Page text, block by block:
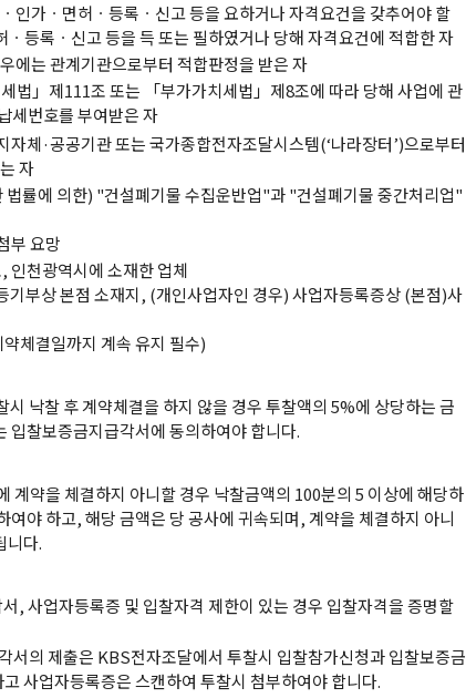
인가ㆍ면허ㆍ등록ㆍ신고 등을 요하거나 자격요건을 갖추어야 할
등록ㆍ신고 등을 득 또는 필하였거나 당해 자격요건에 적합한 자
에는 관계기관으로부터 적합판정을 받은 자
법」제111조 또는 「부가가치세법」제8조에 따라 당해 사업에 관
세번호를 부여받은 자
자체·공공기관 또는 국가종합전자조달시스템(‘나라장터’)으로부터
자
법률에 의한) "건설폐기물 수집운반업"과 "건설폐기물 중간처리업"
부 요망
인천광역시에 소재한 업체
기부상 본점 소재지, (개인사업자인 경우) 사업자등록증상 (본점)사
체결일까지 계속 유지 필수)
낙찰 후 계약체결을 하지 않을 경우 투찰액의 5%에 상당하는 금
입찰보증금지급각서에 동의하여야 합니다.
계약을 체결하지 아니할 경우 낙찰금액의 100분의 5 이상에 해당하
여야 하고, 해당 금액은 당 공사에 귀속되며, 계약을 체결하지 아니
니다.
, 사업자등록증 및 입찰자격 제한이 있는 경우 입찰자격을 증명할
서의 제출은 KBS전자조달에서 투찰시 입찰참가신청과 입찰보증금
사업자등록증은 스캔하여 투찰시 첨부하여야 합니다.